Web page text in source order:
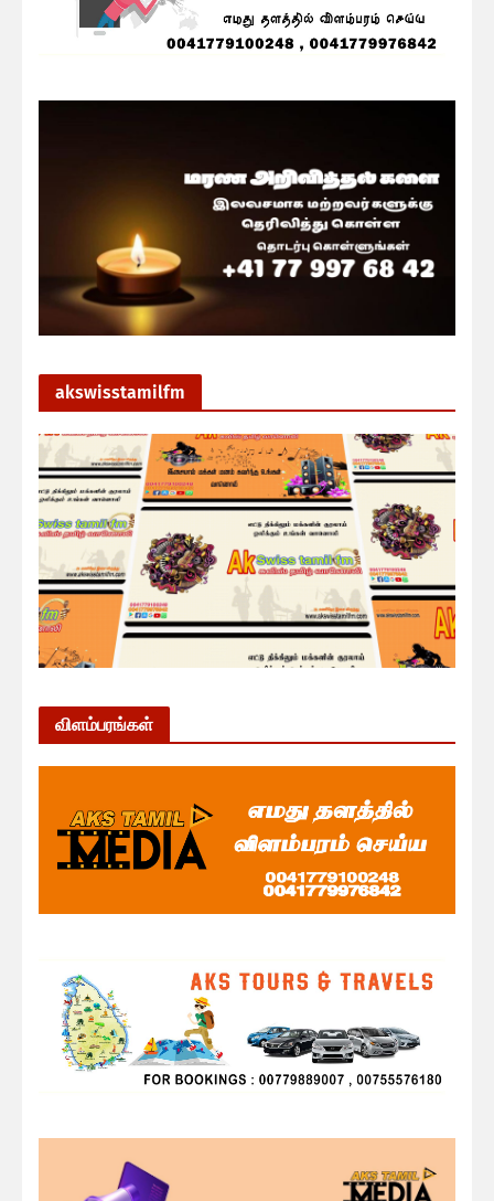
akswisstamilfm
விளம்பரங்கள்